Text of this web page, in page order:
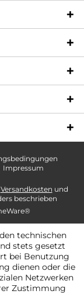
Impressum
Versandkosten und
beschrieben
technischen
stets gesetzt
bei Benutzung
dienen oder die
Netzwerken
Zustimmung